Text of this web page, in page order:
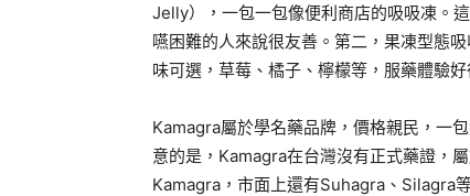
Jelly），一包一包像便利商店的吸吸凍。
嚥困難的人來說很友善。第二，果凍型態
味可選，草莓、橘子、檸檬等，服藥體驗好
Kamagra屬於學名藥品牌，價格親民，一
意的是，Kamagra在台灣沒有正式藥證，
Kamagra，市面上還有Suhagra、Silagra